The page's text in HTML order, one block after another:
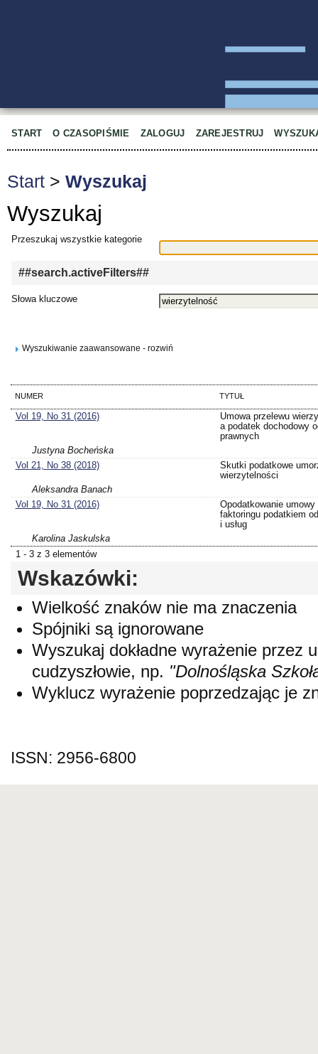
START O CZASOPIŚMIE ZALOGUJ ZAREJESTRUJ
Start > Wyszukaj
Wyszukaj
Przeszukaj wszystkie kategorie
##search.activeFilters##
Słowa kluczowe
Wyszukiwanie zaawansowane - rozwiń
NUMER TYTUŁ
Vol 19, No 31 (2016)
Umowa przelewu
a podatek dochodowy
prawnych
Justyna Bocheńska
Vol 21, No 38 (2018)
Skutki podatkowe
wierzytelności
Aleksandra Banach
Vol 19, No 31 (2016)
Opodatkowanie umowy
faktoringu podatkiem
i usług
Karolina Jaskulska
1 - 3 z 3 elementów
Wskazówki:
Wielkość znaków nie ma znaczenia
Spójniki są ignorowane
Wyszukaj dokładne wyrażenie przez
cudzyszłowie, np. "Dolnośląska
Wyklucz wyrażenie poprzedzając je
ISSN: 2956-6800